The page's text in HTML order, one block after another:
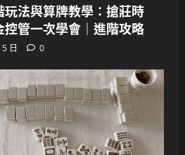
法與算牌教學：搶莊時
管一次學會｜進階攻略
日 0